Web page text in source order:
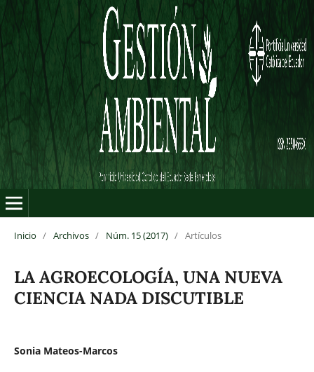
Inicio / Archivos / Núm. 15 (2017) / Artículos
LA AGROECOLOGÍA, UNA NUEVA
CIENCIA NADA DISCUTIBLE
Sonia Mateos-Marcos